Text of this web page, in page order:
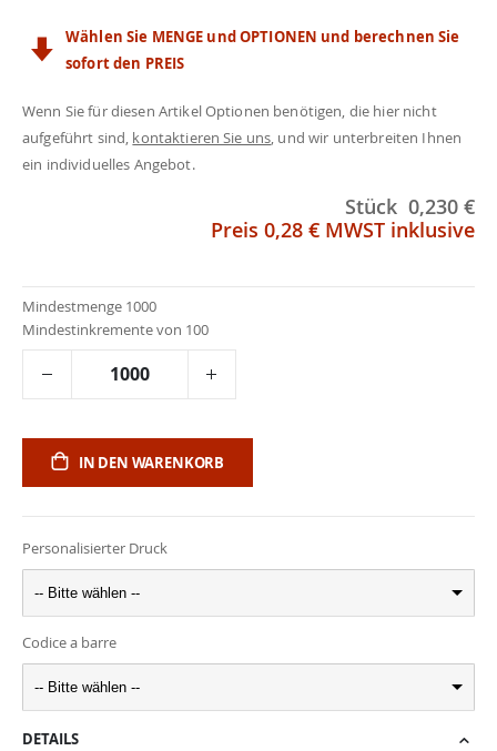
Wählen Sie MENGE und OPTIONEN und berechnen Sie
sofort den PREIS
Wenn Sie für diesen Artikel Optionen benötigen, die hier nicht
aufgeführt sind, kontaktieren Sie uns , und wir unterbreiten Ihnen
ein individuelles Angebot.
Stück 0,230 €
Preis 0,28 € MWST inklusive
Mindestmenge 1000
Mindestinkremente von 100
IN DEN WARENKORB
Personalisierter Druck
-- Bitte wählen --
Codice a barre
-- Bitte wählen --
DETAILS